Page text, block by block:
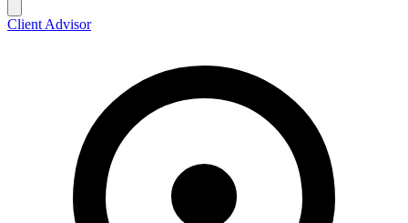
Client Advisor